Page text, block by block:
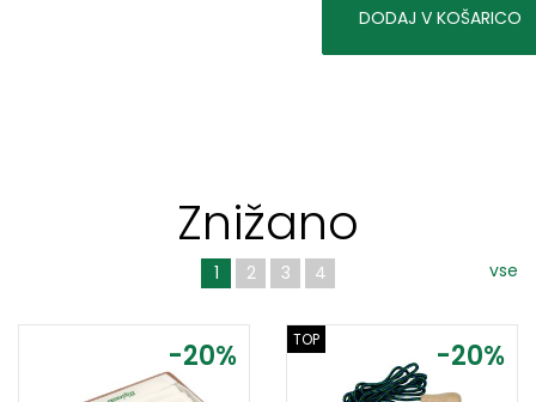
DODAJ V KOŠARICO
Znižano
vse
1 2 3 4
-20% -20%
TOP